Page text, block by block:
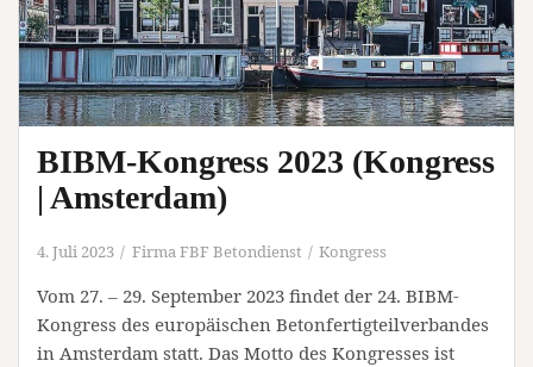
BIBM-Kongress 2023 (Kongress
| Amsterdam)
4. Juli 2023 Firma FBF Betondienst Kongress
Vom 27. – 29. September 2023 findet der 24. BIBM-
Kongress des europäischen Betonfertigteilverbandes
in Amsterdam statt. Das Motto des Kongresses ist